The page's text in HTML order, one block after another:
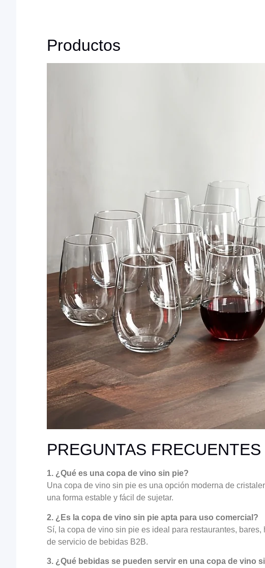
Productos
PREGUNTAS FRECUENTES
1. ¿Qué es una copa de vino sin pie?
Una copa de vino sin pie es una opción moderna de
una forma estable y fácil de sujetar.
2. ¿Es la copa de vino sin pie apta para uso comercial?
Sí, la copa de vino sin pie es ideal para restaurantes,
de servicio de bebidas B2B.
3. ¿Qué bebidas se pueden servir en una copa de vino